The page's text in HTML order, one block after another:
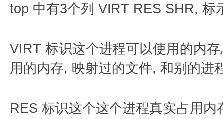
top 中有3个列 VIRT RES SHR, 标
VIRT 标识这个进程可以使用的内
用的内存, 映射过的文件, 和别的进
RES 标识这个这个进程真实占用内